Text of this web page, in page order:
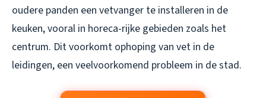
oudere panden een vetvanger te installeren in de
keuken, vooral in horeca-rijke gebieden zoals het
centrum. Dit voorkomt ophoping van vet in de
leidingen, een veelvoorkomend probleem in de stad.